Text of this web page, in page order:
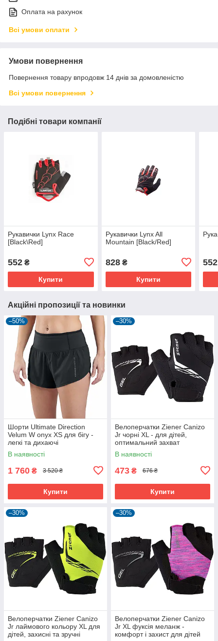
Оплата на рахунок
Всі умови оплати
Умови повернення
Повернення товару впродовж 14 днів за домовленістю
Всі умови повернення
Подібні товари компанії
Рукавички Lynx Race
[Black\Red]
552 ₴
Купити
Рукавички Lynx All
Mountain [Black/Red]
828₴
Купити
552
Акційні пропозиції та новинки
–50%
Шорти Ultimate Direction
Velum W onyx XS для бігу -
легкі та дихаючі
В наявності
1 760 ₴ 3 520 ₴
Купити
–30%
Велоперчатки Ziener Canizo
Jr чорні XL - для дітей,
оптимальний захват
В наявності
473 ₴ 676 ₴
Купити
–30%
Велоперчатки Ziener Canizo
Jr лаймового кольору XL для
дітей, захисні та зручні
–30%
Велоперчатки Ziener Canizo
Jr XL фуксія меланж -
комфорт і захист для дітей